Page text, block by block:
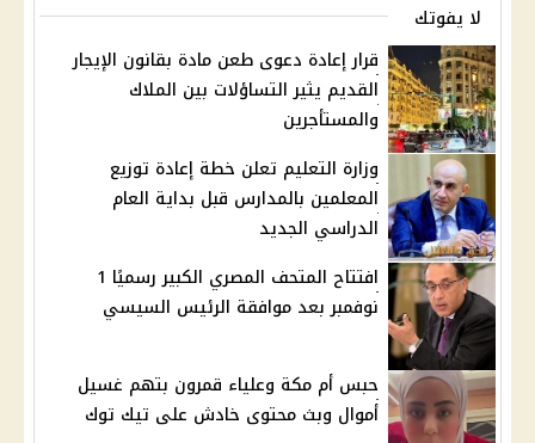
لا يفوتك
قرار إعادة دعوى طعن مادة بقانون الإيجار
القديم يثير التساؤلات بين الملاك
والمستأجرين
وزارة التعليم تعلن خطة إعادة توزيع
المعلمين بالمدارس قبل بداية العام
الدراسي الجديد
افتتاح المتحف المصري الكبير رسميًا 1
نوفمبر بعد موافقة الرئيس السيسي
حبس أم مكة وعلياء قمرون بتهم غسيل
أموال وبث محتوى خادش على تيك توك